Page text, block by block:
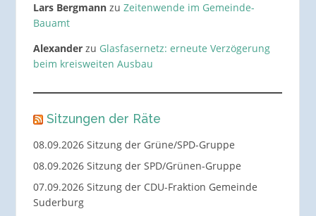
Lars Bergmannzu Zeitenwende im Gemeinde-
Bauamt
Alexanderzu Glasfasernetz: erneute Verzögerung
beim kreisweiten Ausbau
Sitzungen der Räte
08.09.2026 Sitzung der Grüne/SPD-Gruppe
08.09.2026 Sitzung der SPD/Grünen-Gruppe
07.09.2026 Sitzung der CDU-Fraktion Gemeinde
Suderburg